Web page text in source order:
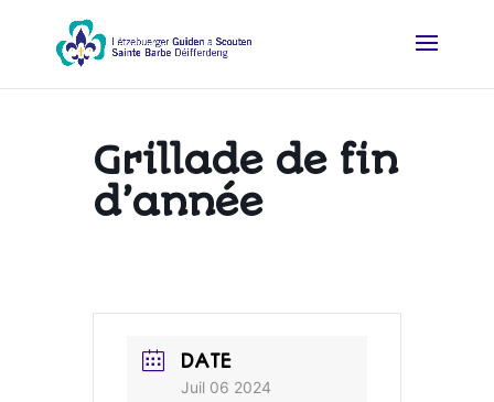
Grillade de fin
d’année
DATE
Juil 06 2024